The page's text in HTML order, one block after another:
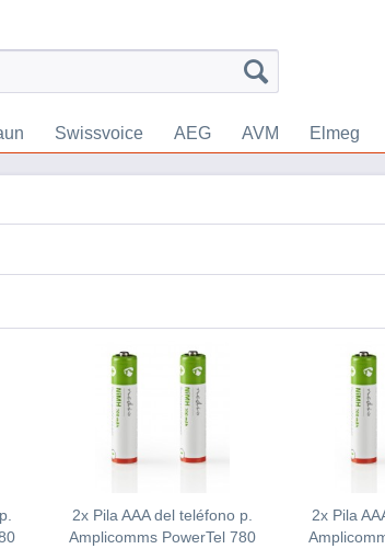
Swissvoice AEG AVM Elmeg
2x Pila AAA del teléfono p.
Amplicomms PowerTel 780
2x Pila